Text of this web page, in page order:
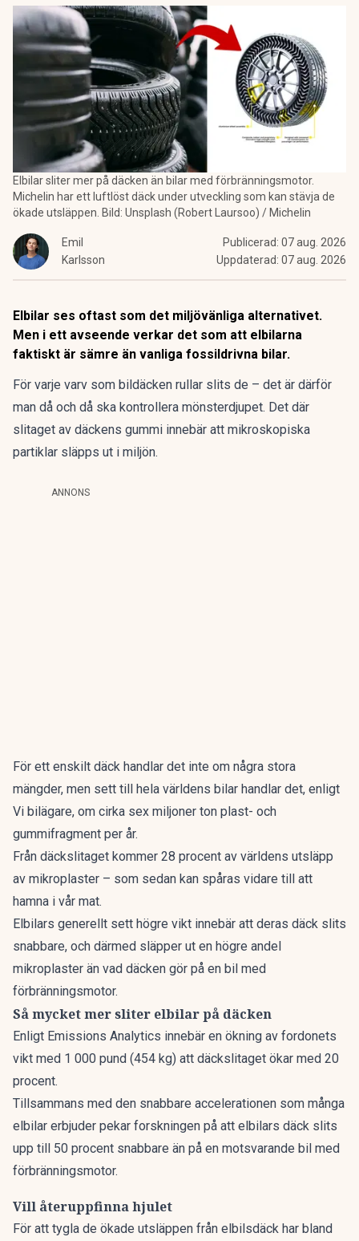
Elbilar sliter mer på däcken än bilar med förbränningsmotor.
Michelin har ett luftlöst däck under utveckling som kan stävja de
ökade utsläppen. Bild: Unsplash (Robert Laursoo) / Michelin
Emil
Karlsson
Publicerad: 07 aug. 2026
Uppdaterad: 07 aug. 2026
Elbilar ses oftast som det miljövänliga alternativet.
Men i ett avseende verkar det som att elbilarna
faktiskt är sämre än vanliga fossildrivna bilar.
För varje varv som bildäcken rullar slits de – det är därför
man då och då ska kontrollera mönsterdjupet. Det där
slitaget av däckens gummi innebär att mikroskopiska
partiklar släpps ut i miljön.
ANNONS
För ett enskilt däck handlar det inte om några stora
mängder, men sett till hela världens bilar handlar det, enligt
Vi bilägare, om cirka sex miljoner ton plast- och
gummifragment per år.
Från däckslitaget kommer 28 procent av världens utsläpp
av mikroplaster – som sedan kan spåras vidare till att
hamna i vår mat.
Elbilars generellt sett högre vikt innebär att deras däck slits
snabbare, och därmed släpper ut en högre andel
mikroplaster än vad däcken gör på en bil med
förbränningsmotor.
Så mycket mer sliter elbilar på däcken
Enligt Emissions Analytics innebär en ökning av fordonets
vikt med 1 000 pund (454 kg) att däckslitaget ökar med 20
procent.
Tillsammans med den snabbare accelerationen som många
elbilar erbjuder pekar forskningen på att elbilars däck slits
upp till 50 procent snabbare än på en motsvarande bil med
förbränningsmotor.
Vill återuppfinna hjulet
För att tygla de ökade utsläppen från elbilsdäck har bland